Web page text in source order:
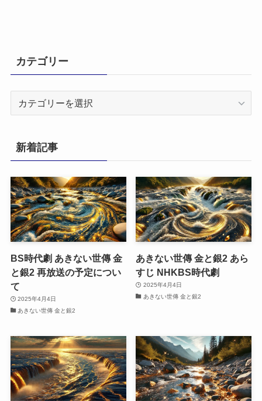
カテゴリー
リ
ー
新着記事
BS時代劇 あきない世傳 金
と銀2 再放送の予定につい
て
2025年4月4日
あきない世傳 金と銀2
あきない世傳 金と銀2 あら
すじ NHKBS時代劇
2025年4月4日
あきない世傳 金と銀2